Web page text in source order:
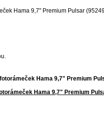
Hama 9,7" Premium Pulsar
Hama 9,7" Premium
Hama 9,7" Premium